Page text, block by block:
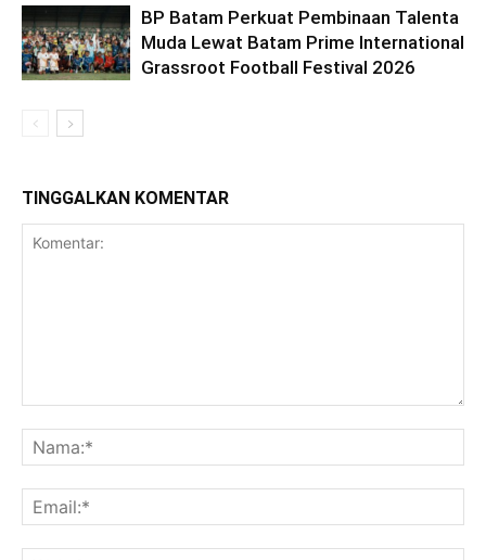
BP Batam Perkuat Pembinaan Talenta
Muda Lewat Batam Prime International
Grassroot Football Festival 2026
TINGGALKAN KOMENTAR